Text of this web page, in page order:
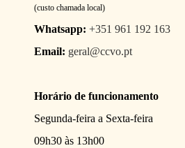
(custo chamada local)
Whatsapp: +351 961 192 163
Email: geral@ccvo.pt
Horário de funcionamento
Segunda-feira a Sexta-feira
09h30 às 13h00